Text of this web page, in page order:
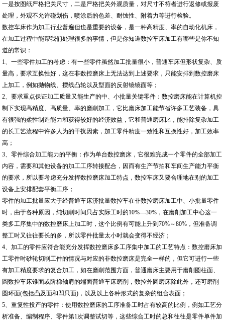
一是按图纸严格把关尺寸，二是严格把关外观质量，对尺寸不符者进行返修或报废
处理，外观不允许碰划伤，喷涂后的色差、耐蚀性、附着力等进行检验。
数控车床作为加工行业普遍但也是重要的设备，是一种高精度、率的自动化机床，
在加工过程中能帮我们处理很多的事情，但是你知道数控车床加工有哪些是你不知
道的常识：
1、一些零件加工的考虑：有一些零件虽然加工批量很小，普通车床但形状复杂、质
量高，要求互换性好，这在非数控磨床上无法达到上述要求，只能安排到数控磨床
上加工，例如抛物线、摆线凸轮以及型面的反射镜镜面等；
2、要求重点保证加工质量又能生产的中、小批量关键零件：数控磨床能在计算机控
制下实现高精度、高质量、率的磨削加工，它比磨床加工能节省许多工艺装备，具
有很强的柔性制造能力和获得较好的经济效益，它和普通磨床比，能排除复杂加工
的长工艺流程中许多人为的干扰因素，加工零件精度一致性和互换性好，加工效率
高；
3、零件综合加工能力的平衡：作为单台数控磨床，它很难完成一个零件的全部加工
内容，需要和其他设备的加工工序转接配合，因而有生产节拍和车间生产能力平衡
的要求，所以要考虑充分发挥数控磨床加工特点，数控车床又要合理地在别的加工
设备上安排配套平衡工序；
零件的加工批量应大于经普通车床济批量数控车在非数控磨床加工中、小批量零件
时，由于各种原因，纯切削时间只占实际工时的10%—30%，在磨削加工中心这一
类多工序集中的数控磨床上加工时，这个比例有可能上升到70%～80%，但准备调
整工时又往往要长的多，所以零件批量太小时就会变得不经济；
4、加工的零件应符合能充分发挥数控磨床多工序集中加工的工艺特点：数控磨床加
工零件时砂轮切削工件的情况与对应的非数控磨床是完全一样的，但它可进行一些
有加工精度要求的复合加工，如在磨削范围方面，普通磨床主要用于磨削圆柱面、
圆数控车床锥面或阶梯轴肩的端面普通车床磨削，数控外圆磨床除此外，还可磨削
圆环面(包括凸及面和凹只面)，以及以上各种形式的复杂的组合表面；
5、重复性投产的零件：使用数控磨床的工序准备工时占有较高的比例，例如工艺分
析准备、编制程序、零件第1次调整试切等，这些综合工时的总和往往是零件单件加